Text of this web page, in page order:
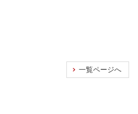
一覧ページへ